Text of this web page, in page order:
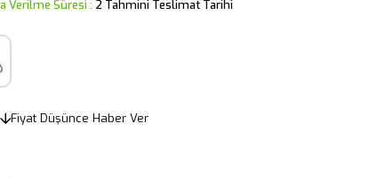
Verilme Süresi : 2 Tahmini Teslimat Tarihi
Fiyat Düşünce Haber Ver